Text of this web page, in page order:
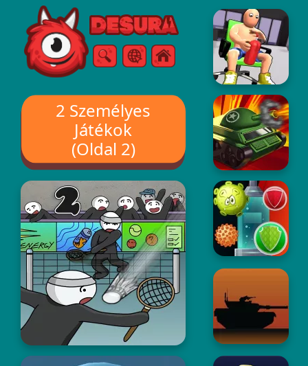
Free Online Games
KeresésMenü
2 Személyes
Játékok
(Oldal 2)